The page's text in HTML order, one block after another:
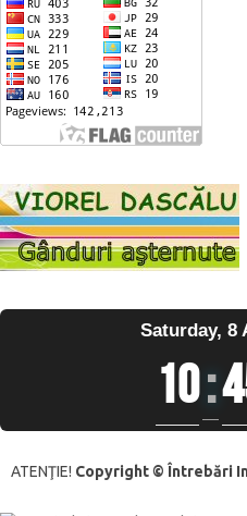
Saturday, 8
10:
ATENŢIE! Copyright © Întrebări